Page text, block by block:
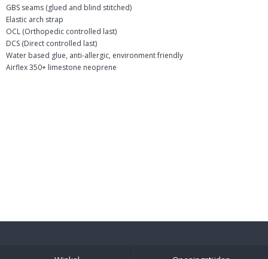
GBS seams (glued and blind stitched)
Elastic arch strap
OCL (Orthopedic controlled last)
DCS (Direct controlled last)
Water based glue, anti-allergic, environment friendly
Airflex 350+ limestone neoprene